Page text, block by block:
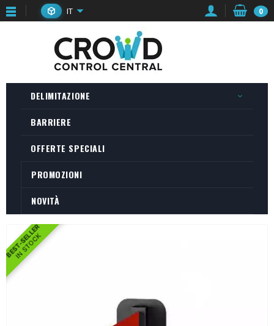
IT 0
DELIMITAZIONE
BARRIERE
OFFERTE SPECIALI
PROMOZIONI
NOVITÀ
BEST-SELLER
IN STOCK